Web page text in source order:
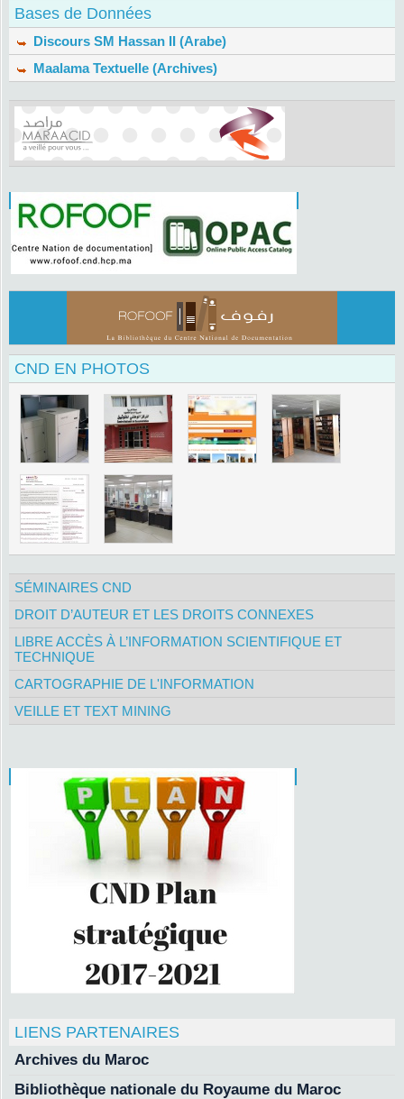
Bases de Données
Discours SM Hassan II (Arabe)
Maalama Textuelle (Archives)
CND EN PHOTOS
SÉMINAIRES CND
DROIT D’AUTEUR ET LES DROITS CONNEXES
LIBRE ACCÈS À L’INFORMATION SCIENTIFIQUE ET
TECHNIQUE
CARTOGRAPHIE DE L'INFORMATION
VEILLE ET TEXT MINING
LIENS PARTENAIRES
Archives du Maroc
Bibliothèque nationale du Royaume du Maroc